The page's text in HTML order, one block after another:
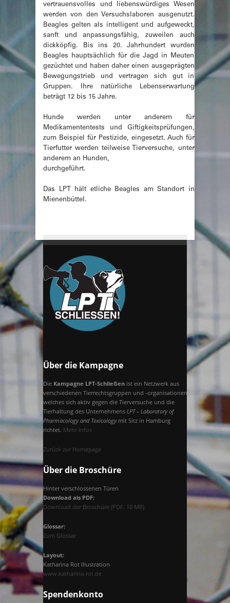
vertrauensvolles und liebenswürdiges Wesen
werden von den Versuchslaboren ausgenutzt.
Beagles gelten als intelligent und aufgeweckt,
sanft und anpassungsfähig, zuweilen auch
dickköpfig. Bis ins 20. Jahrhundert wurden
Beagles hauptsächlich für die Jagd in Meuten
gezüchtet und haben daher einen ausgeprägten
Bewegungstrieb und vertragen sich gut in
Gruppen. Ihre natürliche Lebenserwartung
beträgt 12 bis 15 Jahre.
Hunde werden unter anderem für
Medikamententests und Giftigkeitsprüfungen,
zum Beispiel für Pestizide, eingesetzt. Auch für
Tierfutter werden teilweise Tierversuche, unter
anderem an Hunden,
durchgeführt.
Das LPT hält etliche Beagles am Standort in
Mienenbüttel.
Über die Kampagne
Die Kampagne LPT-Schließen ist ein Netzwerk aus
verschiedenen Tierrechtsgruppen und -organisationen,
welches sich aktiv gegen die Tierversuche und die
Tierhaltung des Unternehmens LPT – Laboratory of
Pharmacology and Toxicologymit Sitz in Hamburg
richtet. Mehr Infos
Zurück zur Homepage
Über die Broschüre
Hinter verschlossenen Türen
Download als PDF:
Download der Broschüre (PDF, 10 MB)
Glossar:
Zum Glossar
Layout:
Katharina Rot Illustration
www.katharina-rot.de
Spendenkonto